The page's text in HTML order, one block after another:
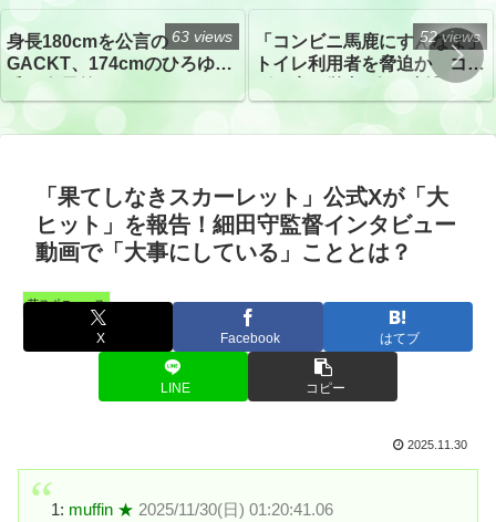
身長180cmを公言の
GACKT、174cmのひろゆき
トざわつき イベントでの写
真が話題
63 views
「コンビニ馬鹿にすんなよ」
トイレ利用者を脅迫か コン
52 views
「果てしなきスカーレット」公式Xが「大
ヒット」を報告！細田守監督インタビュー
動画で「大事にしている」こととは？
芸スポニュース
X Facebook はてブ
LINE コピー
2025.11.30
1: muffin ★ 2025/11/30(日) 01:20:41.06